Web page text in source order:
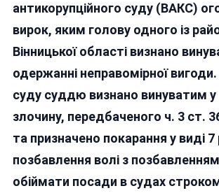
антикорупційного суду (ВАКС)
вирок, яким голову одного із
Вінницької області визнано
одержанні неправомірної
суду суддю визнано винуватим у
злочину, передбаченого ч. 3 ст.
та призначено покарання у виді 7
позбавлення волі з
обіймати посади в судах